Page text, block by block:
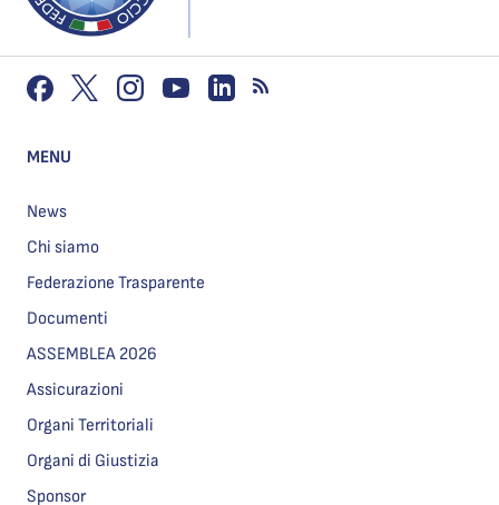
MENU
News
Chi siamo
Federazione Trasparente
Documenti
ASSEMBLEA 2026
Assicurazioni
Organi Territoriali
Organi di Giustizia
Sponsor